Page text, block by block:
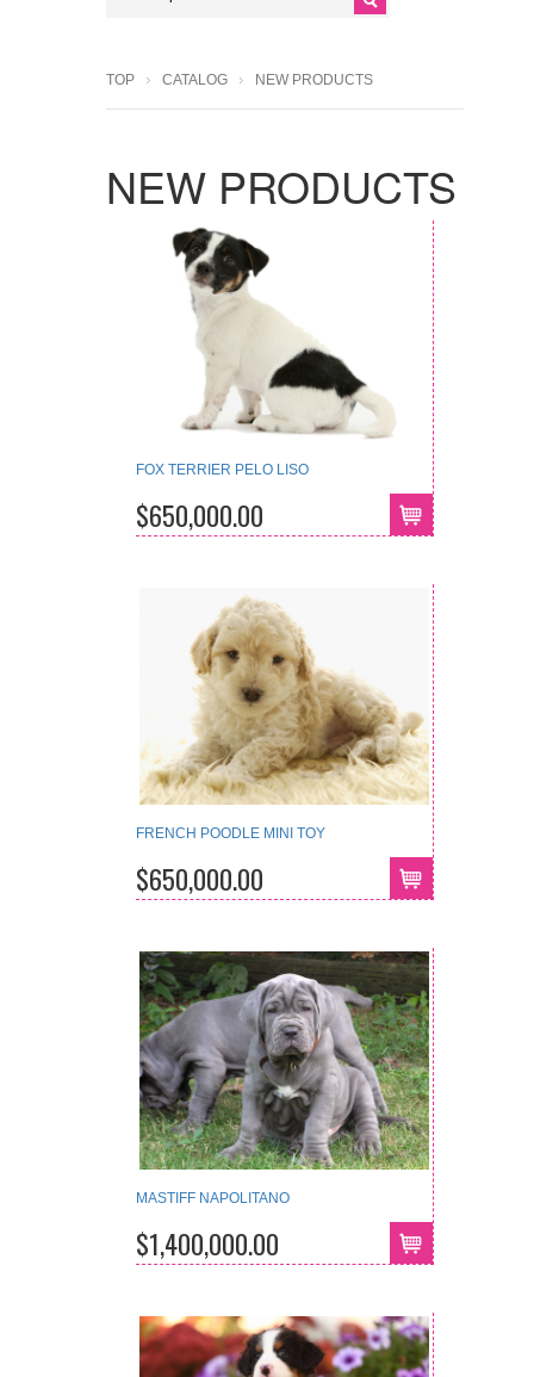
TOP CATALOG NEW PRODUCTS
NEW PRODUCTS
FOX TERRIER PELO LISO
$650,000.00
FRENCH POODLE MINI TOY
$650,000.00
MASTIFF NAPOLITANO
$1,400,000.00